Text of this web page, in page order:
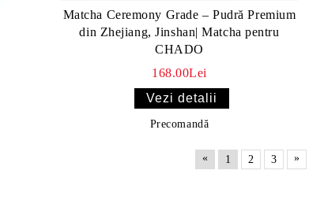
Matcha Ceremony Grade – Pudră Premium
din Zhejiang, Jinshan| Matcha pentru
CHADO
168.00Lei
Vezi detalii
Precomandă
« 1 2 3 »